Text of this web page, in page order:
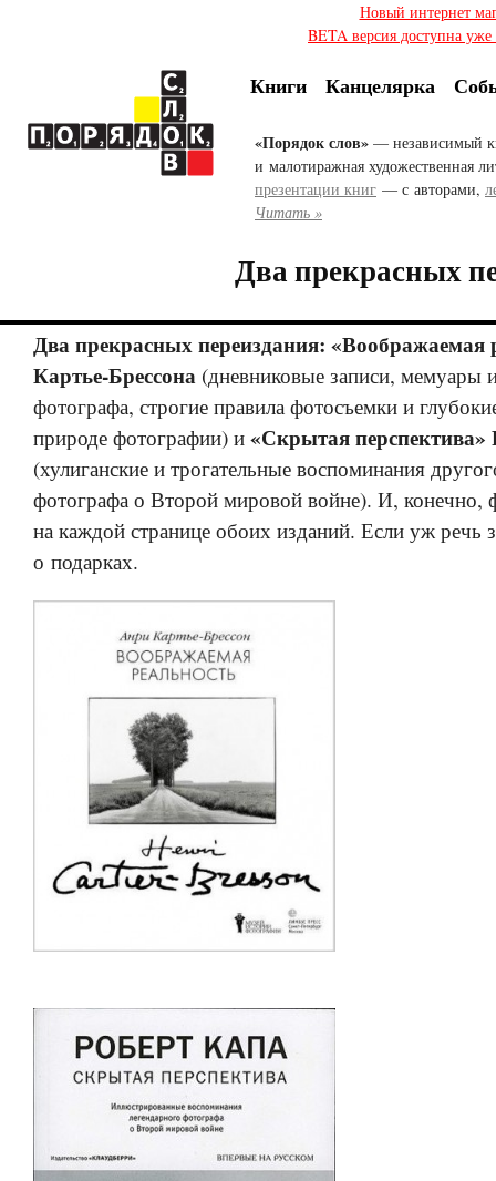
Новый интернет
BETA версия доступна
Книги Канцелярка
«Порядок слов» — независимый
и малотиражная художественная
презентации книг — с авторами,
Читать »
Два прекрасных
Два прекрасных переиздания: «Воображаемая
Картье-Брессона (дневниковые записи, мемуары
фотографа, строгие правила фотосъемки и
природе фотографии) и «Скрытая
(хулиганские и трогательные воспоминания
фотографа о Второй мировой войне). И,
на каждой странице обоих изданий. Если уж речь
о подарках.